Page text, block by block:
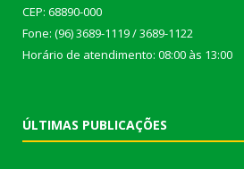
CEP: 68890-000
Fone: (96) 3689-1119 / 3689-1122
Horário de atendimento: 08:00 às 13:00
ÚLTIMAS PUBLICAÇÕES